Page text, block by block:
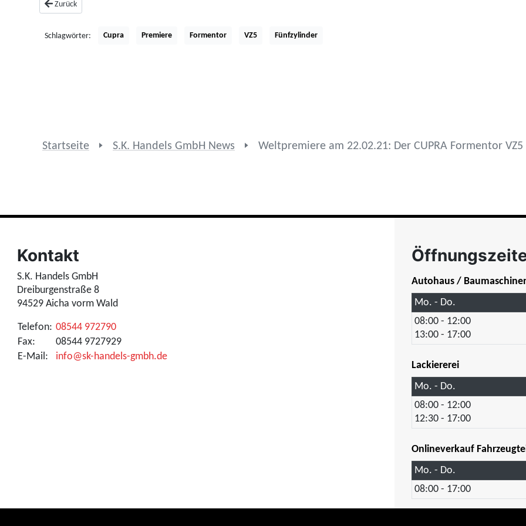
Vorheriger Beitrag: Ausblick CUPRA nach dem 3. Geburtstag der Marke
Zurück
Schlagwörter: Cupra Premiere Formentor VZ5 Fünfzylinder
Startseite S.K. Handels GmbH News Weltpremiere am 22.02.21: Der CUPRA Formentor VZ5
Kontakt
S.K. Handels GmbH
Dreiburgenstraße 8
94529 Aicha vorm Wald
Telefon: 08544 972790
Fax:
08544 9727929
E-Mail:
info@sk-handels-gmbh.de
Autohaus /
Mo. - Do.
08:00 - 12:00
13:00 - 17:00
Lackiererei
Mo. - Do.
08:00 - 12:00
12:30 - 17:00
Onlineverkauf
Mo. - Do.
08:00 - 17:00